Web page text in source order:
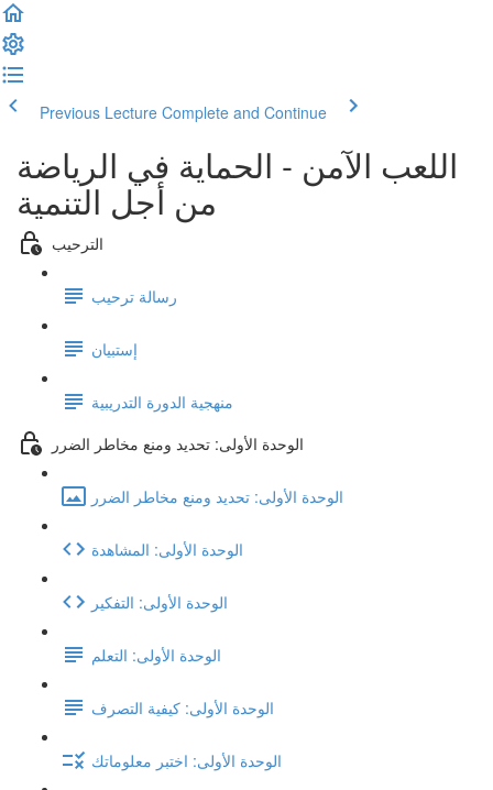
Previous Lecture Complete and Continue
اللعب الآمن - الحماية في الرياضة
من أجل التنمية
الترحيب
رسالة ترحيب
إستبيان
منهجية الدورة التدريبية
الوحدة الأولى: تحديد ومنع مخاطر الضرر
الوحدة الأولى: تحديد ومنع مخاطر الضرر
الوحدة الأولى: المشاهدة
الوحدة الأولى: التفكير
الوحدة الأولى: التعلم
الوحدة الأولى: كيفية التصرف
الوحدة الأولى: اختبر معلوماتك